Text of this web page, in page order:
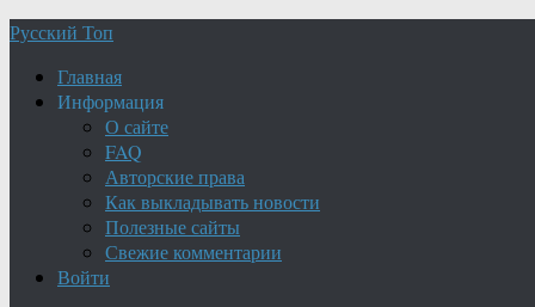
Русский Топ
Главная
Информация
О сайте
FAQ
Авторские права
Как выкладывать новости
Полезные сайты
Свежие комментарии
Войти